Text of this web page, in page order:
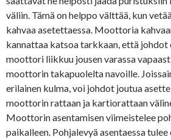
väliin. Tämä on helppo välttää, kun
kahvaa asetettaessa. Moottoria
kannattaa katsoa tarkkaan, että johdot
moottori liikkuu jousen varassa
moottorin takapuolelta navoille.
erilainen kulma, voi johdot joutua
moottorin rattaan ja kartiorattaan
Moottorin asentamisen viimeistelee
paikalleen. Pohjalevyä asentaessa